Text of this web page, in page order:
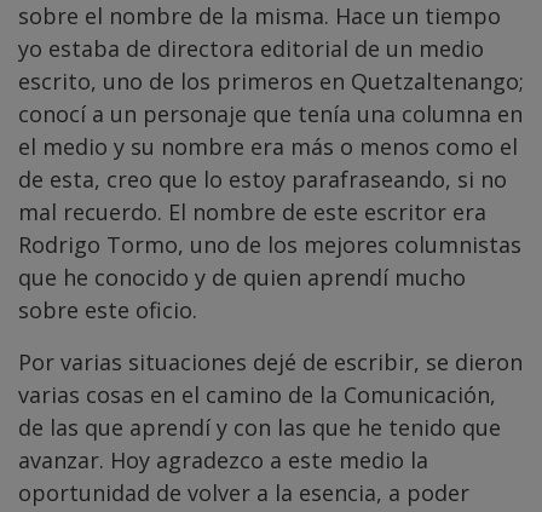
sobre el nombre de la misma. Hace un tiempo
yo estaba de directora editorial de un medio
escrito, uno de los primeros en Quetzaltenango;
conocí a un personaje que tenía una columna en
el medio y su nombre era más o menos como el
de esta, creo que lo estoy parafraseando, si no
mal recuerdo. El nombre de este escritor era
Rodrigo Tormo, uno de los mejores columnistas
que he conocido y de quien aprendí mucho
sobre este oficio.
Por varias situaciones dejé de escribir, se dieron
varias cosas en el camino de la Comunicación,
de las que aprendí y con las que he tenido que
avanzar. Hoy agradezco a este medio la
oportunidad de volver a la esencia, a poder